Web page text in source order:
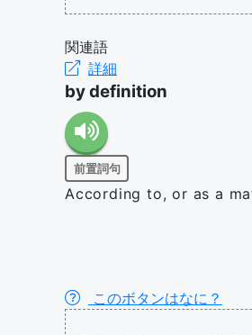
関連語
詳細
by definition
前置詞句
According to, or as a
このボタンはなに？